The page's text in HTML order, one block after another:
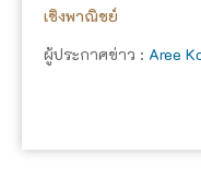
เชิงพาณิชย์
ผู้ประกาศข่าว : Aree